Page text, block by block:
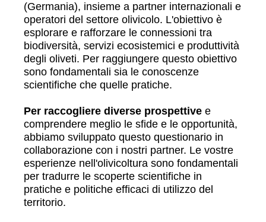
(Germania), insieme a partner internazionali e
operatori del settore olivicolo. L'obiettivo è
esplorare e rafforzare le connessioni tra
biodiversità, servizi ecosistemici e produttività
degli oliveti. Per raggiungere questo obiettivo
sono fondamentali sia le conoscenze
scientifiche che quelle pratiche.
Per raccogliere diverse prospettive e
comprendere meglio le sfide e le opportunità,
abbiamo sviluppato questo questionario in
collaborazione con i nostri partner. Le vostre
esperienze nell'olivicoltura sono fondamentali
per tradurre le scoperte scientifiche in
pratiche e politiche efficaci di utilizzo del
territorio.